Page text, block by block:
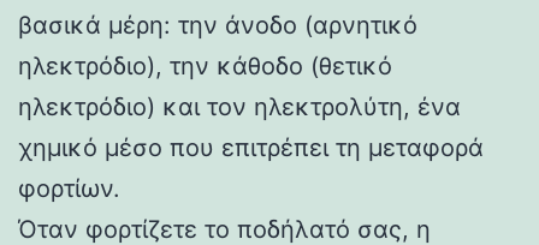
βασικά μέρη: την άνοδο (αρνητικό
ηλεκτρόδιο), την κάθοδο (θετικό
ηλεκτρόδιο) και τον ηλεκτρολύτη, ένα
χημικό μέσο που επιτρέπει τη μεταφορά
φορτίων.
Όταν φορτίζετε το ποδήλατό σας, η